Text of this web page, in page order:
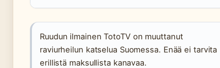
Ruudun ilmainen TotoTV on muuttanut
raviurheilun katselua Suomessa. Enää ei tarvita
erillistä maksullista kanavaa.